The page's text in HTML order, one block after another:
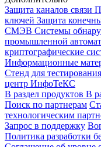
Защита каналов связи
ключей Защита
СМЭВ Системы
промышленной
криптографические
Информационные
Стенд для
центр ИнфоТеКС
В раздел продуктов В
Поиск по партнерам
технологическим
Запрос в поддержку
Политика разработки